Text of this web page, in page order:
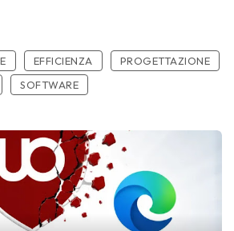
EFFICIENZA
PROGETTAZIONE
SOFTWARE